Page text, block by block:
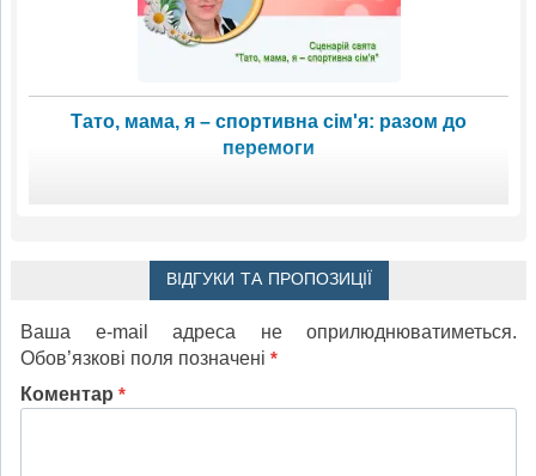
Тато, мама, я – спортивна сім'я: разом до
перемоги
ВІДГУКИ ТА ПРОПОЗИЦІЇ
Ваша e-mail адреса не оприлюднюватиметься.
Обов’язкові поля позначені *
Коментар *